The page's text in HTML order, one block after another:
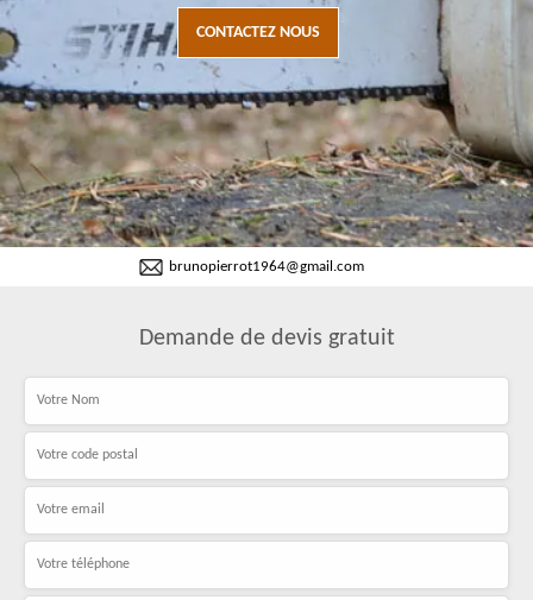
CONTACTEZ NOUS
brunopierrot1964@gmail.com
Demande de devis gratuit